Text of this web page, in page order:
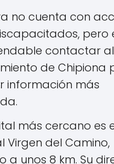
no cuenta con
pero
contactar al
de Chipiona
información más
más cercano es
Virgen del Camino,
a unos 8 km. Su